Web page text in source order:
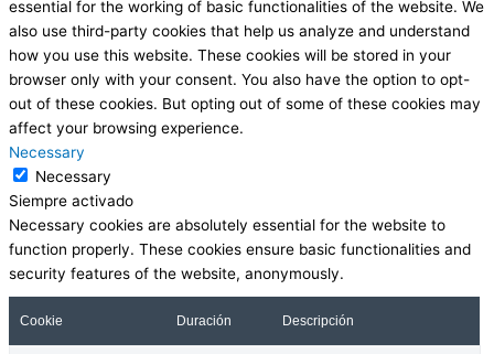
essential for the working of basic functionalities of the website. We
also use third-party cookies that help us analyze and understand
how you use this website. These cookies will be stored in your
browser only with your consent. You also have the option to opt-
out of these cookies. But opting out of some of these cookies may
affect your browsing experience.
Necessary
Necessary
Siempre activado
Necessary cookies are absolutely essential for the website to
function properly. These cookies ensure basic functionalities and
security features of the website, anonymously.
Cookie Duración Descripción